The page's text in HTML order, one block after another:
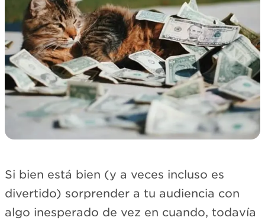
Si bien está bien (y a veces incluso es
divertido) sorprender a tu audiencia con
algo inesperado de vez en cuando, todavía